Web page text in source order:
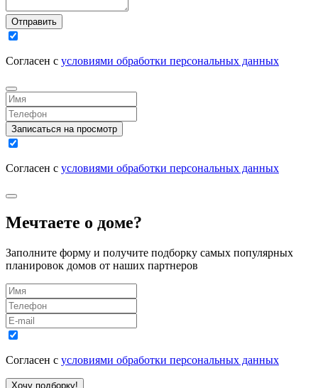
Отправить
Согласен с условиями обработки персональных данных
Записаться на просмотр
Согласен с условиями обработки персональных данных
Мечтаете о доме?
Заполните форму и получите подборку самых популярных
планировок домов от наших партнеров
Согласен с условиями обработки персональных данных
Хочу подборку!